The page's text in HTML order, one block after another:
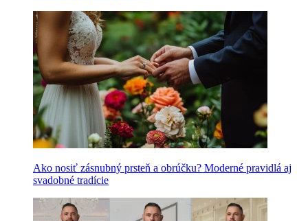
Ako nosiť zásnubný prsteň a obrúčku? Moderné pravidlá aj
svadobné tradície